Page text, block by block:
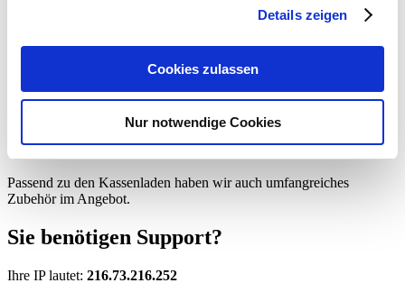
Details zeigen
Cookies zulassen
Nur notwendige Cookies
Kassenladen
Wir haben eine umfangreiche Auswahl von Kassenladen - passend
für Ihren Anwendungszweck.
Passend zu den Kassenladen haben wir auch umfangreiches
Zubehör im Angebot.
Sie benötigen Support?
Ihre IP lautet: 216.73.216.252